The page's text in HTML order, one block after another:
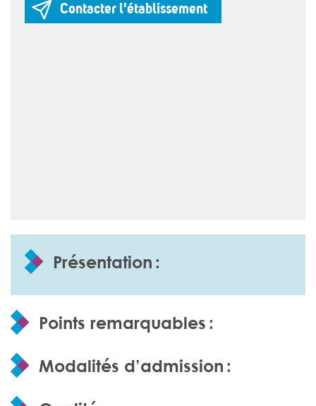
Contacter l'établissement
Présentation :
Points remarquables :
Modalités d’admission :